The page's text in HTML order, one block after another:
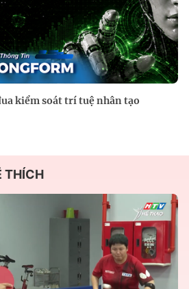
kiểm soát trí tuệ nhân tạo
THÍCH